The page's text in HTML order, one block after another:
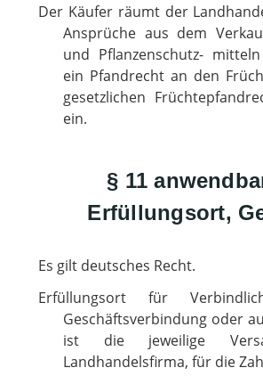
Der Käufer räumt der
Ansprüche aus dem
und Pflanzenschutz-
ein Pfandrecht an den
gesetzlichen
ein.
§ 11
Erfüllungsort,
Es gilt deutsches Recht.
Erfüllungsort für
Geschäftsverbindung oder
ist die jeweilige
Landhandelsfirma, für die